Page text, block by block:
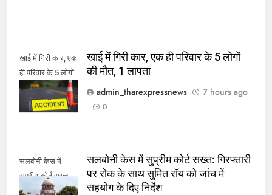
खाई में गिरी कार, एक
ही परिवार के 5 लोगों
की मौत, 1 लापता
खाई में गिरी कार, एक ही परिवार के 5 लोगों
की मौत, 1 लापता
admin_tharexpressnews
7 hours ago
0
सलबोनी केस में
सुप्रीम कोर्ट सख्त
सलबोनी केस में सुप्रीम कोर्ट सख्त: गिरफ्तारी
पर रोक के साथ सुमित रॉय को जांच में
सहयोग के दिए निर्देश